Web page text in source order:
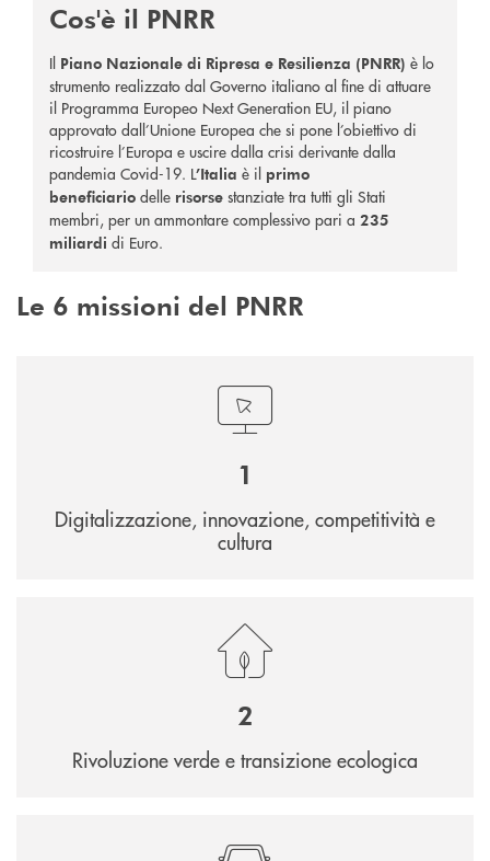
Cos'è il PNRR
Il Piano Nazionale di Ripresa e Resilienza (PNRR) è lo
strumento realizzato dal Governo italiano al fine di attuare
il Programma Europeo Next Generation EU, il piano
approvato dall’Unione Europea che si pone l’obiettivo di
ricostruire l’Europa e uscire dalla crisi derivante dalla
pandemia Covid-19. L’Italia è il primo
beneficiario delle risorse stanziate tra tutti gli Stati
membri, per un ammontare complessivo pari a 235
miliardi di Euro.
Le 6 missioni del PNRR
1
Digitalizzazione, innovazione, competitività e
cultura
2
Rivoluzione verde e transizione ecologica